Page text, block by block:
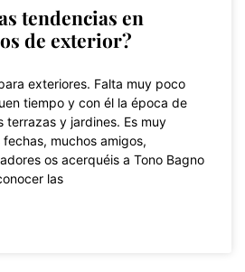
tendencias en
de exterior?
exteriores. Falta muy poco
tiempo y con él la época de
terrazas y jardines. Es muy
muchos amigos,
os acerquéis a Tono Bagno
las